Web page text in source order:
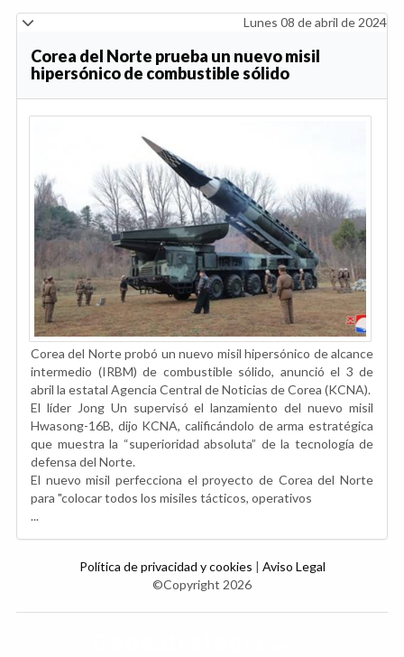
Lunes 08 de abril de 2024
Corea del Norte prueba un nuevo misil
hipersónico de combustible sólido
Corea del Norte probó un nuevo misil hipersónico de alcance
intermedio (IRBM) de combustible sólido, anunció el 3 de
abril la estatal Agencia Central de Noticias de Corea (KCNA).
El líder Jong Un supervisó el lanzamiento del nuevo misil
Hwasong-16B, dijo KCNA, calificándolo de arma estratégica
que muestra la “superioridad absoluta” de la tecnología de
defensa del Norte.
El nuevo misil perfecciona el proyecto de Corea del Norte
para "colocar todos los misiles tácticos, operativos
...
Política de privacidad y cookies | Aviso Legal
©Copyright 2026